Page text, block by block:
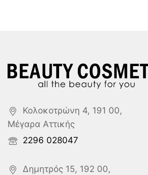
Κολοκοτρώνη 4, 191 00,
Μέγαρα Αττικής
2296 028047
Δημητρός 15, 192 00,